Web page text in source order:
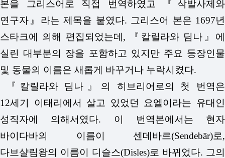
본을 그리스어로 직접 번역하였고 『삭발사제와
연구자』라는 제목을 붙였다. 그리스어 본은 1697년
스타크에 의해 편집되었는데, 『칼릴라와 딤나』에
실린 대부분의 장을 포함하고 있지만 주요 등장인물
및 동물의 이름은 새롭게 바꾸거나 누락시켰다.
『칼릴라와 딤나』의 히브리어로의 첫 번역은
12세기 이태리에서 살고 있었던 요엘이라는 유대인
성직자에 의해서였다. 이 번역본에서는 현자
바이다바의 이름이 센데바르(Sendebār)로,
다브샬림왕의 이름이 디슬스(Disles)로 바뀌었다. 그의